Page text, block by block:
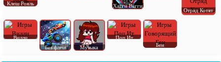
Клеш Рояль
Хагги Вагги
Отряд Котят
Вилли
Без флеш
Музыка
Поп Ит
Бен